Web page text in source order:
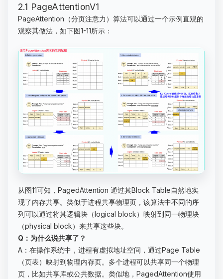
2.1 PageAttentionV1
PageAttention（分页注意力）算法可以通过一个示例直观的
观察其做法，如下图1-11所示：
从图11可知，PagedAttention 通过其Block Table自然地实
现了内存共享。类似于进程共享物理页，该算法中不同的序
列可以通过将其逻辑块（logical block）映射到同一物理块
（physical block）来共享这些块。
Q：为什么说共享了？
A：在操作系统中，进程有虚拟地址空间，通过Page Table
（页表）映射到物理内存页。多个进程可以共享同一个物理
页，比如共享库或公共数据。类似地，PagedAttention使用